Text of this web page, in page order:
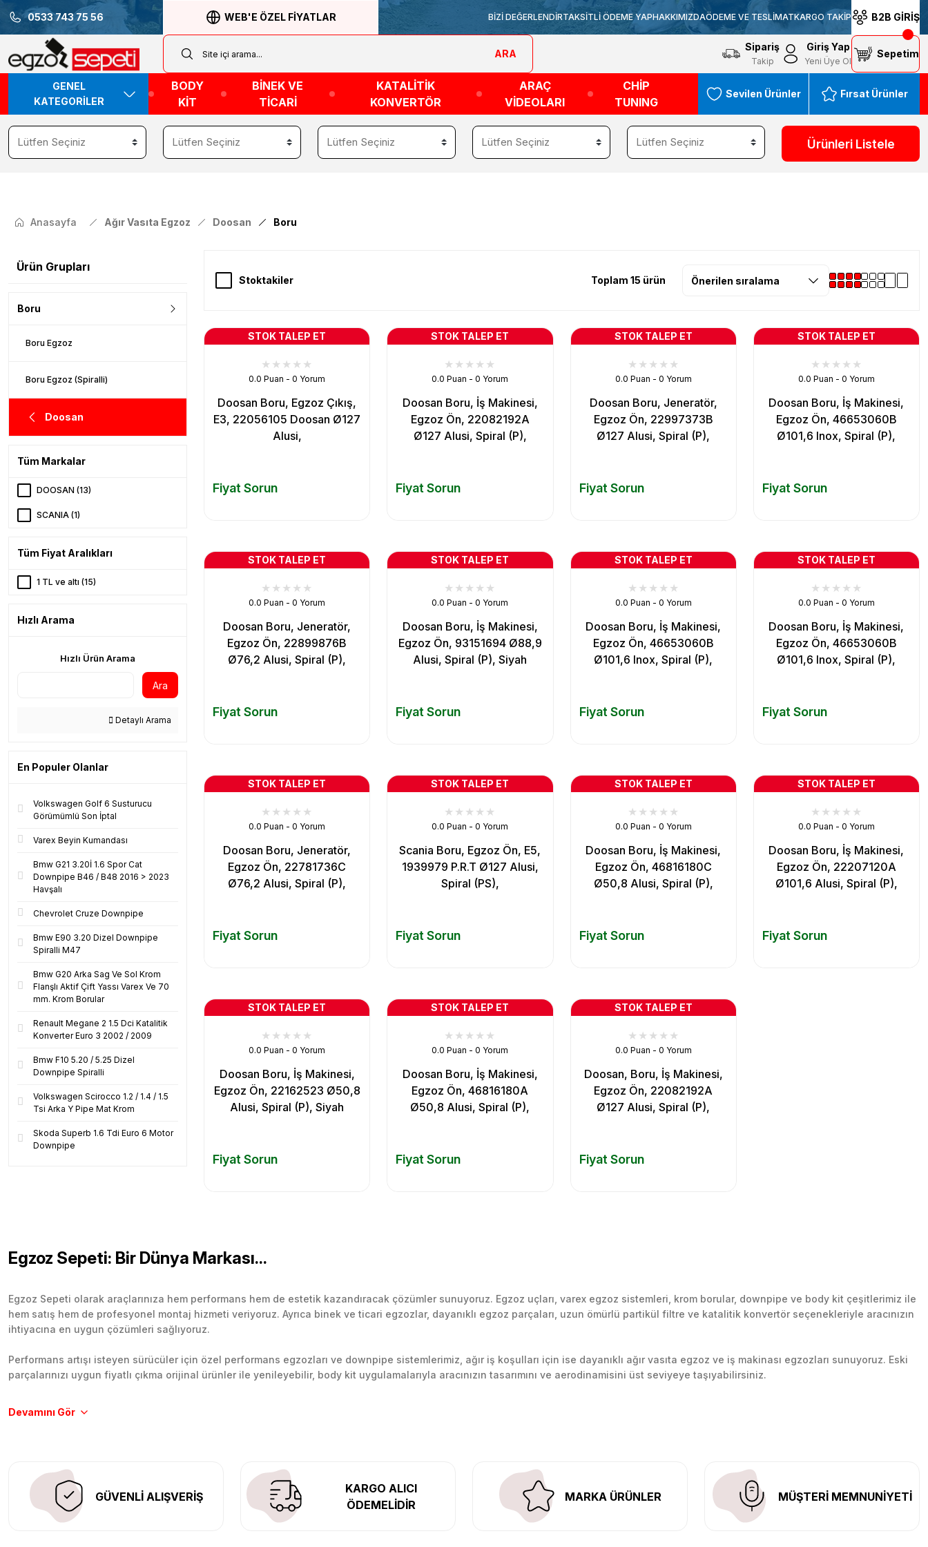
0533 743 75 56 WEB'E ÖZEL FİYATLAR BİZİ DEĞERLENDİRTAKSİTLİ ÖDEME YAPHAKKIMIZDAÖDEME VE TESLİMATKARGO TAKİP B2B GİRİŞ
ARA
Sipariş
Takip
Giriş Yap
Yeni Üye Ol
Sepetim
GENEL
KATEGORİLER
BODY
KİT
BİNEK VE
TİCARİ
KATALİTİK
KONVERTÖR
ARAÇ
VİDEOLARI
CHİP
TUNING
Sevilen Ürünler Fırsat Ürünler
Ürünleri Listele
Anasayfa Ağır Vasıta Egzoz Doosan Boru
Ürün Grupları
Boru
Boru Egzoz
Boru Egzoz (Spiralli)
Doosan
Tüm Markalar
DOOSAN (13)
SCANIA (1)
Tüm Fiyat Aralıkları
1 TL ve altı (15)
Hızlı Arama
Hızlı Ürün Arama
Ara
Detaylı Arama
En Populer Olanlar
Volkswagen Golf 6 Susturucu
Görümümlü Son İptal
Varex Beyin Kumandası
Bmw G21 3.20İ 1.6 Spor Cat
Downpipe B46 / B48 2016 > 2023
Havşalı
Chevrolet Cruze Downpipe
Bmw E90 3.20 Dizel Downpipe
Spiralli M47
Bmw G20 Arka Sag Ve Sol Krom
Flanşlı Aktif Çift Yassı Varex Ve 70
mm. Krom Borular
Renault Megane 2 1.5 Dci Katalitik
Konverter Euro 3 2002 / 2009
Bmw F10 5.20 / 5.25 Dizel
Downpipe Spiralli
Volkswagen Scirocco 1.2 / 1.4 / 1.5
Tsi Arka Y Pipe Mat Krom
Skoda Superb 1.6 Tdi Euro 6 Motor
Downpipe
Stoktakiler Toplam 15 ürün
STOK TALEP ET
0.0 Puan - 0 Yorum
Doosan Boru, Egzoz Çıkış,
E3, 22056105 Doosan Ø127
Alusi,
Fiyat Sorun
STOK TALEP ET
0.0 Puan - 0 Yorum
Doosan Boru, İş Makinesi,
Egzoz Ön, 22082192A
Ø127 Alusi, Spiral (P),
Fiyat Sorun
STOK TALEP ET
0.0 Puan - 0 Yorum
Doosan Boru, Jeneratör,
Egzoz Ön, 22997373B
Ø127 Alusi, Spiral (P),
Fiyat Sorun
STOK TALEP ET
0.0 Puan - 0 Yorum
Doosan Boru, İş Makinesi,
Egzoz Ön, 46653060B
Ø101,6 Inox, Spiral (P),
Fiyat Sorun
STOK TALEP ET
0.0 Puan - 0 Yorum
Doosan Boru, Jeneratör,
Egzoz Ön, 22899876B
Ø76,2 Alusi, Spiral (P),
Fiyat Sorun
STOK TALEP ET
0.0 Puan - 0 Yorum
Doosan Boru, İş Makinesi,
Egzoz Ön, 93151694 Ø88,9
Alusi, Spiral (P), Siyah
Fiyat Sorun
STOK TALEP ET
0.0 Puan - 0 Yorum
Doosan Boru, İş Makinesi,
Egzoz Ön, 46653060B
Ø101,6 Inox, Spiral (P),
Fiyat Sorun
STOK TALEP ET
0.0 Puan - 0 Yorum
Doosan Boru, İş Makinesi,
Egzoz Ön, 46653060B
Ø101,6 Inox, Spiral (P),
Fiyat Sorun
STOK TALEP ET
0.0 Puan - 0 Yorum
Doosan Boru, Jeneratör,
Egzoz Ön, 22781736C
Ø76,2 Alusi, Spiral (P),
Fiyat Sorun
STOK TALEP ET
0.0 Puan - 0 Yorum
Scania Boru, Egzoz Ön, E5,
1939979 P.R.T Ø127 Alusi,
Spiral (PS),
Fiyat Sorun
STOK TALEP ET
0.0 Puan - 0 Yorum
Doosan Boru, İş Makinesi,
Egzoz Ön, 46816180C
Ø50,8 Alusi, Spiral (P),
Fiyat Sorun
STOK TALEP ET
0.0 Puan - 0 Yorum
Doosan Boru, İş Makinesi,
Egzoz Ön, 22207120A
Ø101,6 Alusi, Spiral (P),
Fiyat Sorun
STOK TALEP ET
0.0 Puan - 0 Yorum
Doosan Boru, İş Makinesi,
Egzoz Ön, 22162523 Ø50,8
Alusi, Spiral (P), Siyah
Fiyat Sorun
STOK TALEP ET
0.0 Puan - 0 Yorum
Doosan Boru, İş Makinesi,
Egzoz Ön, 46816180A
Ø50,8 Alusi, Spiral (P),
Fiyat Sorun
STOK TALEP ET
0.0 Puan - 0 Yorum
Doosan, Boru, İş Makinesi,
Egzoz Ön, 22082192A
Ø127 Alusi, Spiral (P),
Fiyat Sorun
Egzoz Sepeti: Bir Dünya Markası...
Egzoz Sepeti olarak araçlarınıza hem performans hem de estetik kazandıracak çözümler sunuyoruz. Egzoz uçları, varex egzoz sistemleri, krom borular, downpipe ve body kit çeşitlerimiz ile
hem satış hem de profesyonel montaj hizmeti veriyoruz. Ayrıca binek ve ticari egzozlar, dayanıklı egzoz parçaları, uzun ömürlü partikül filtre ve katalitik konvertör seçenekleriyle aracınızın
ihtiyacına en uygun çözümleri sağlıyoruz.
Performans artışı isteyen sürücüler için özel performans egzozları ve downpipe sistemlerimiz, ağır iş koşulları için ise dayanıklı ağır vasıta egzoz ve iş makinası egzozları sunuyoruz. Eski
parçalarınızı uygun fiyatlı çıkma orijinal ürünler ile yenileyebilir, body kit uygulamalarıyla aracınızın tasarımını ve aerodinamisini üst seviyeye taşıyabilirsiniz.
Tüm ürünlerimiz orijinal, dayanıklı ve uzun ömürlüdür. İstanbul’daki montaj merkezimizde profesyonel montaj yapıyor, Türkiye’nin her yerine güvenli kargo ile teslimat gerçekleştiriyoruz.
GÜVENLİ ALIŞVERİŞ
KARGO ALICI
ÖDEMELİDİR
MARKA ÜRÜNLER MÜŞTERİ MEMNUNİYETİ